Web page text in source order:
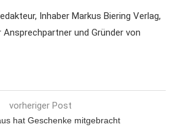
Inhaber Markus Biering Verlag,
Ansprechpartner und Gründer von
vorheriger Post
hat Geschenke mitgebracht